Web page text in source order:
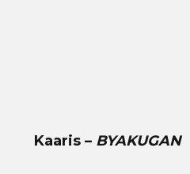
Kaaris – BYAKUGAN